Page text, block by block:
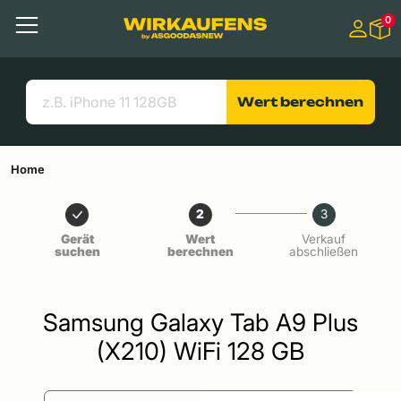
Menü
Suchen
Nützliche Links
0
Wert berechnen
Home
Gerät
suchen
2
Wert
berechnen
3
Verkauf
abschließen
Samsung Galaxy Tab A9 Plus
(X210) WiFi 128 GB